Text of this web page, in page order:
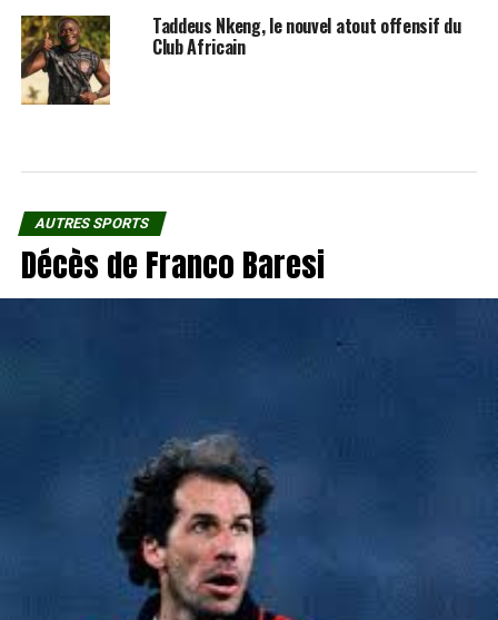
Taddeus Nkeng, le nouvel atout offensif du
Club Africain
AUTRES SPORTS
Décès de Franco Baresi